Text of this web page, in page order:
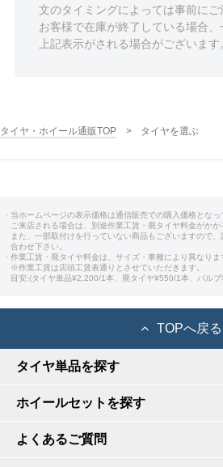
文のタイミングによっては事前に
お客様で在庫が終了している場合、
上記表示がされる場合がございます
タイヤ・ホイール通販TOP タイヤを選ぶ
・当ホームページの表示価格は通信販売での購入価格となっ
ご来店される場合は、別途作業工賃・廃タイヤ料金がかか
また、一部取付けを行っていない商品もございますので
合わせ下さい。
・作業工賃・廃タイヤ料金は、サイズ・車種により異なりま
※作業工賃は店頭工賃表通りとさせていただきます。
目安:(タイヤ単品¥2,200/1本、廃タイヤ¥550/1本、バル
TOPへ戻る
タイヤ単品を探す
ホイールセットを探す
よくあるご質問